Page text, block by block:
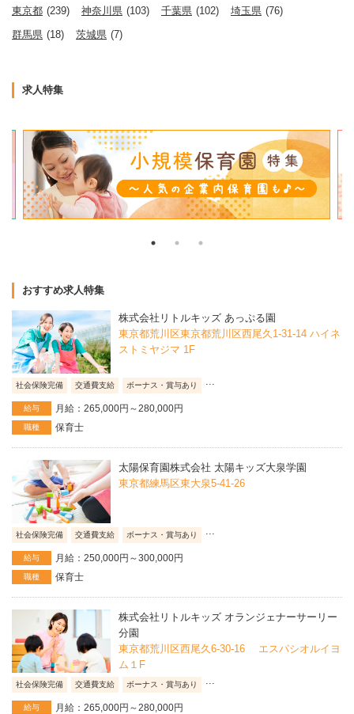
東京都 (239) 神奈川県 (103) 千葉県 (102) 埼玉県 (76)
群馬県 (18) 茨城県 (7)
求人特集
おすすめ求人特集
株式会社リトルキッズ あっぷる園
東京都荒川区東京都荒川区西尾久1-31-14 ハイネ
ストミヤジマ 1F
社会保険完備 交通費支給 ボーナス・賞与あり
給与 月給：265,000円～280,000円
職種 保育士
太陽保育園株式会社 太陽キッズ大泉学園
東京都練馬区東大泉5-41-26
社会保険完備 交通費支給 ボーナス・賞与あり
給与 月給：250,000円～300,000円
職種 保育士
株式会社リトルキッズ オランジェナーサーリー
分園
東京都荒川区西尾久6-30-16 エスパシオルイヨ
ム１F
社会保険完備 交通費支給 ボーナス・賞与あり
給与 月給：265,000円～280,000円